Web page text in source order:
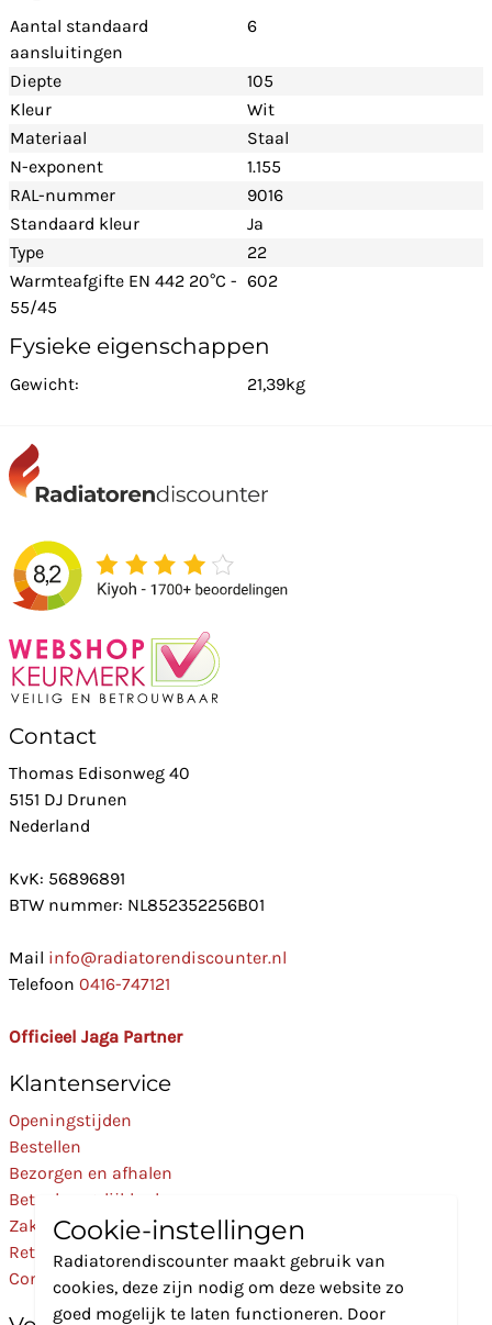
Aantal standaard
aansluitingen
6
Diepte
105
Kleur
Wit
Materiaal
Staal
N-exponent
1.155
RAL-nummer
9016
Standaard kleur
Ja
Type
22
Warmteafgifte EN 442 20°C -
55/45
602
Fysieke eigenschappen
Gewicht: 21,39kg
Contact
Thomas Edisonweg 40
5151 DJ Drunen
Nederland
KvK: 56896891
BTW nummer: NL852352256B01
Mail info@radiatorendiscounter.nl
Telefoon 0416-747121
Officieel Jaga Partner
Klantenservice
Openingstijden
Bestellen
Bezorgen en afhalen
Betaalmogelijkheden
Zakelijk
Retourneren
Contact
Cookie-instellingen
Radiatorendiscounter maakt gebruik van
cookies, deze zijn nodig om deze website zo
goed mogelijk te laten functioneren. Door